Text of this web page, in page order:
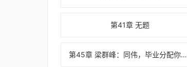
第41章 无题
第45章 梁群峰：同伟，毕业分配你想去哪里